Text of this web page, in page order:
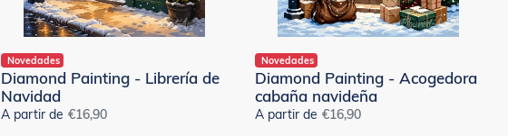
Novedades
Diamond Painting - Librería de
Navidad
A partir de Precio
€16,90
Novedades
Diamond Painting - Acogedora
cabaña navideña
A partir de Precio
€16,90